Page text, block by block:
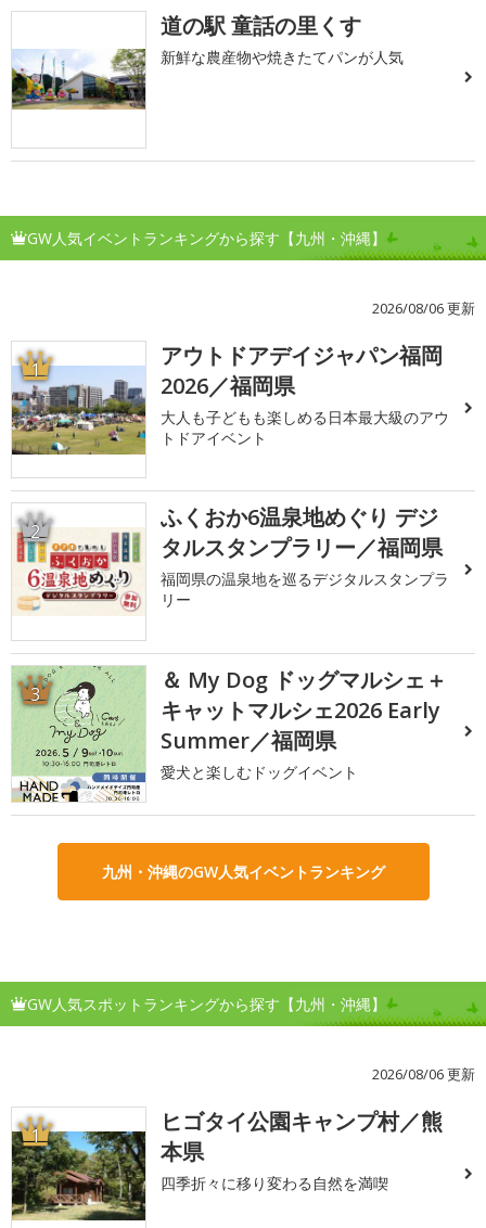
道の駅 童話の里くす
新鮮な農産物や焼きたてパンが人気
GW人気イベントランキングから探す【九州・沖縄】
2026/08/06 更新
1
アウトドアデイジャパン福岡
2026／福岡県
大人も子どもも楽しめる日本最大級のアウ
トドアイベント
2
ふくおか6温泉地めぐり デジ
タルスタンプラリー／福岡県
福岡県の温泉地を巡るデジタルスタンプラ
リー
3
＆ My Dog ドッグマルシェ＋
キャットマルシェ2026 Early
Summer／福岡県
愛犬と楽しむドッグイベント
九州・沖縄のGW人気イベントランキング
GW人気スポットランキングから探す【九州・沖縄】
2026/08/06 更新
1
ヒゴタイ公園キャンプ村／熊
本県
四季折々に移り変わる自然を満喫